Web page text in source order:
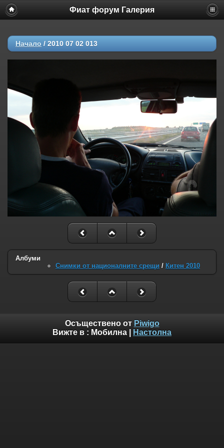
Фиат форум Галерия
Начало / 2010 07 02 013
Албуми
Снимки от националните срещи / Китен 2010
Осъществено от Piwigo
Вижте в : Мобилна Настолна